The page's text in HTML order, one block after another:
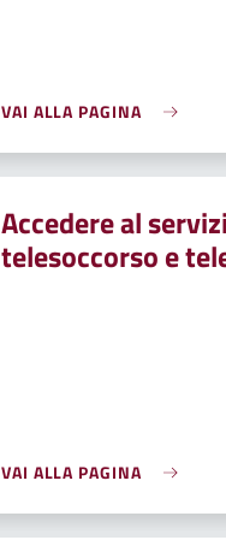
VAI ALLA PAGINA
Accedere al
telesoccorso e
VAI ALLA PAGINA